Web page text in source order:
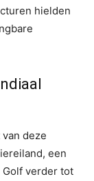
hielden
deze
een
verder tot